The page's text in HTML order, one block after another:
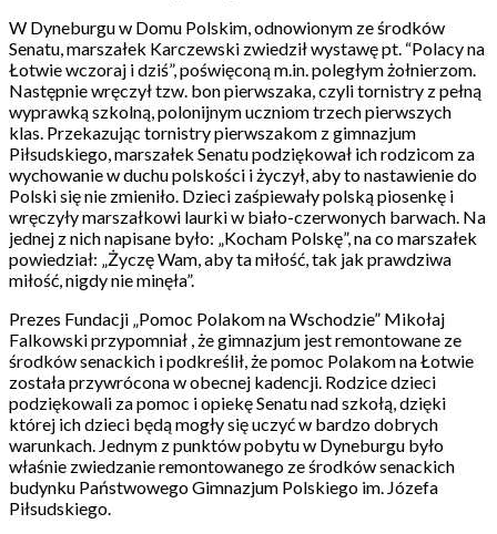
W Dyneburgu w Domu Polskim, odnowionym ze środków
Senatu, marszałek Karczewski zwiedził wystawę pt. “Polacy na
Łotwie wczoraj i dziś”, poświęconą m.in. poległym żołnierzom.
Następnie wręczył tzw. bon pierwszaka, czyli tornistry z pełną
wyprawką szkolną, polonijnym uczniom trzech pierwszych
klas. Przekazując tornistry pierwszakom z gimnazjum
Piłsudskiego, marszałek Senatu podziękował ich rodzicom za
wychowanie w duchu polskości i życzył, aby to nastawienie do
Polski się nie zmieniło. Dzieci zaśpiewały polską piosenkę i
wręczyły marszałkowi laurki w biało-czerwonych barwach. Na
jednej z nich napisane było: „Kocham Polskę”, na co marszałek
powiedział: „Życzę Wam, aby ta miłość, tak jak prawdziwa
miłość, nigdy nie minęła”.
Prezes Fundacji „Pomoc Polakom na Wschodzie” Mikołaj
Falkowski przypomniał , że gimnazjum jest remontowane ze
środków senackich i podkreślił, że pomoc Polakom na Łotwie
została przywrócona w obecnej kadencji. Rodzice dzieci
podziękowali za pomoc i opiekę Senatu nad szkołą, dzięki
której ich dzieci będą mogły się uczyć w bardzo dobrych
warunkach. Jednym z punktów pobytu w Dyneburgu było
właśnie zwiedzanie remontowanego ze środków senackich
budynku Państwowego Gimnazjum Polskiego im. Józefa
Piłsudskiego.